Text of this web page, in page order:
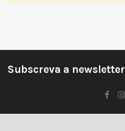
Subscreva a newsletter